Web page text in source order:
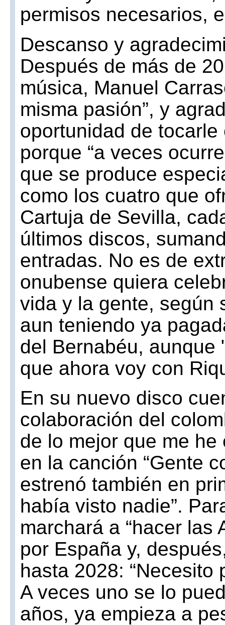
permisos necesarios,
Descanso y
Después de más de
música, Manuel
misma pasión”, y
oportunidad de tocarle
porque “a veces
que se produce
como los cuatro que
Cartuja de Sevilla,
últimos discos,
entradas. No es de
onubense quiera
vida y la gente, según
aun teniendo ya
del Bernabéu,
que ahora voy con
En su nuevo disco
colaboración del
de lo mejor que me he
en la canción “Gente
estrenó también en
había visto nadie”.
marchará a “hacer las
por España y,
hasta 2028: “Necesito
A veces uno se lo
años, ya empieza a